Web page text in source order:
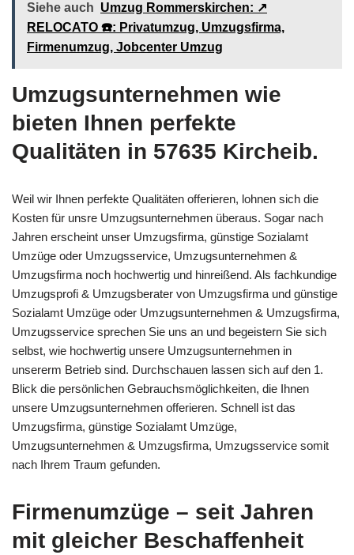
Siehe auch Umzug Rommerskirchen: ↗️
RELOCATO ☎️: Privatumzug, Umzugsfirma,
Firmenumzug, Jobcenter Umzug
Umzugsunternehmen wie
bieten Ihnen perfekte
Qualitäten in 57635 Kircheib.
Weil wir Ihnen perfekte Qualitäten offerieren, lohnen sich die
Kosten für unsre Umzugsunternehmen überaus. Sogar nach
Jahren erscheint unser Umzugsfirma, günstige Sozialamt
Umzüge oder Umzugsservice, Umzugsunternehmen &
Umzugsfirma noch hochwertig und hinreißend. Als fachkundige
Umzugsprofi & Umzugsberater von Umzugsfirma und günstige
Sozialamt Umzüge oder Umzugsunternehmen & Umzugsfirma,
Umzugsservice sprechen Sie uns an und begeistern Sie sich
selbst, wie hochwertig unsere Umzugsunternehmen in
unsererm Betrieb sind. Durchschauen lassen sich auf den 1.
Blick die persönlichen Gebrauchsmöglichkeiten, die Ihnen
unsere Umzugsunternehmen offerieren. Schnell ist das
Umzugsfirma, günstige Sozialamt Umzüge,
Umzugsunternehmen & Umzugsfirma, Umzugsservice somit
nach Ihrem Traum gefunden.
Firmenumzüge – seit Jahren
mit gleicher Beschaffenheit